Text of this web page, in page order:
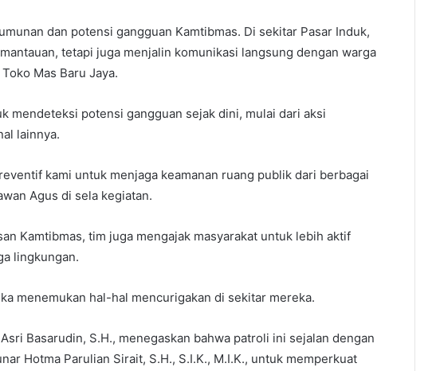
dan potensi gangguan Kamtibmas. Di sekitar Pasar Induk,
tetapi juga menjalin komunikasi langsung dengan warga
Mas Baru Jaya.
mendeteksi potensi gangguan sejak dini, mulai dari aksi
lainnya.
kami untuk menjaga keamanan ruang publik dari berbagai
Agus di sela kegiatan.
Kamtibmas, tim juga mengajak masyarakat untuk lebih aktif
lingkungan.
menemukan hal-hal mencurigakan di sekitar mereka.
Basarudin, S.H., menegaskan bahwa patroli ini sejalan dengan
Hotma Parulian Sirait, S.H., S.I.K., M.I.K., untuk memperkuat